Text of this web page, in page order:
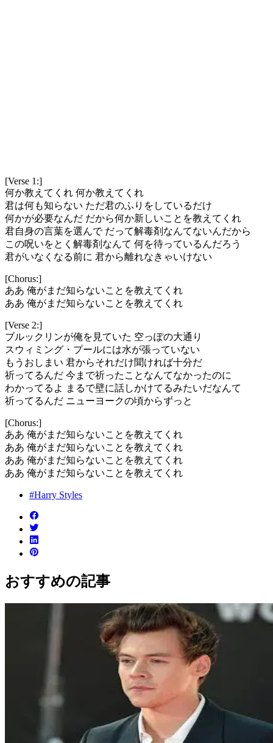
[Verse 1:]
何か教えてくれ 何か教えてくれ
君は何も知らない ただ君のふりをしているだけ
何かが必要なんだ だから何か新しいことを教えてくれ
君自身の言葉を選んで だって解毒剤なんてないんだから
この呪いをとく解毒剤なんて 何を待っているんだろう
君がいなくなる前に 君から離れなきゃいけない
[Chorus:]
ああ 俺がまだ知らないことを教えてくれ
ああ 俺がまだ知らないことを教えてくれ
[Verse 2:]
ブルックリンが俺を見ていた 空っぽの大通り
スウィミング・プールには水が張っていない
もうおしまい 君からそれだけ聞ければ十分だ
祈ってるんだ 今まで祈ったことなんてなかったのに
わかってるよ まるで壁に話しかけてるみたいだなんて
祈ってるんだ ニューヨークの頃からずっと
[Chorus:]
ああ 俺がまだ知らないことを教えてくれ
ああ 俺がまだ知らないことを教えてくれ
ああ 俺がまだ知らないことを教えてくれ
ああ 俺がまだ知らないことを教えてくれ
#Harry Styles
おすすめの記事